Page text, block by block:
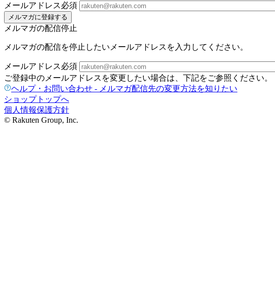
メールアドレス必須
メルマガに登録する
メルマガの配信停止
メルマガの配信を停止したいメールアドレスを入力してください。
メールアドレス必須
ご登録中のメールアドレスを変更したい場合は、下記をご参照ください。
ヘルプ・お問い合わせ - メルマガ配信先の変更方法を知りたい
ショップトップへ
個人情報保護方針
© Rakuten Group, Inc.